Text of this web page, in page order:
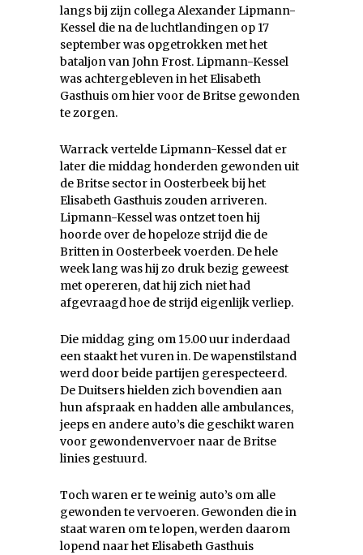
langs bij zijn collega Alexander Lipmann-
Kessel die na de luchtlandingen op 17
september was opgetrokken met het
bataljon van John Frost. Lipmann-Kessel
was achtergebleven in het Elisabeth
Gasthuis om hier voor de Britse gewonden
te zorgen.
Warrack vertelde Lipmann-Kessel dat er
later die middag honderden gewonden uit
de Britse sector in Oosterbeek bij het
Elisabeth Gasthuis zouden arriveren.
Lipmann-Kessel was ontzet toen hij
hoorde over de hopeloze strijd die de
Britten in Oosterbeek voerden. De hele
week lang was hij zo druk bezig geweest
met opereren, dat hij zich niet had
afgevraagd hoe de strijd eigenlijk verliep.
Die middag ging om 15.00 uur inderdaad
een staakt het vuren in. De wapenstilstand
werd door beide partijen gerespecteerd.
De Duitsers hielden zich bovendien aan
hun afspraak en hadden alle ambulances,
jeeps en andere auto’s die geschikt waren
voor gewondenvervoer naar de Britse
linies gestuurd.
Toch waren er te weinig auto’s om alle
gewonden te vervoeren. Gewonden die in
staat waren om te lopen, werden daarom
lopend naar het Elisabeth Gasthuis